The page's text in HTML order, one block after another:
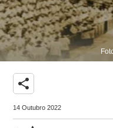
share
14 Outubro 2022